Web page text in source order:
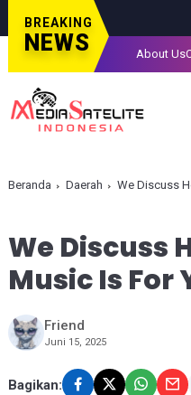
BREAKING
NEWS About Us
Beranda Daerah We Discuss
We Discuss
Music Is For
Friend
Juni 15, 2025
Bagikan: